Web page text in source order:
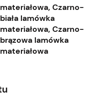
materiałowa, Czarno-
biała lamówka
materiałowa, Czarno-
brązowa lamówka
materiałowa